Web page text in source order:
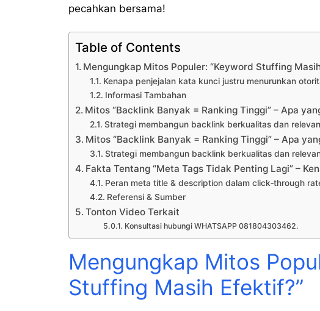
pecahkan bersama!
Table of Contents
Mengungkap Mitos Populer: “Keyword Stuffing
Kenapa penjejalan kata kunci justru menurunkan
Informasi Tambahan
Mitos “Backlink Banyak = Ranking Tinggi” – Apa
Strategi membangun backlink berkualitas dan
Mitos “Backlink Banyak = Ranking Tinggi” – Apa
Strategi membangun backlink berkualitas dan
Fakta Tentang “Meta Tags Tidak Penting Lagi” –
Peran meta title & description dalam click‑through
Referensi & Sumber
Tonton Video Terkait
Konsultasi hubungi WHATSAPP 081804303462.
Mengungkap Mitos
Stuffing Masih Efektif?”